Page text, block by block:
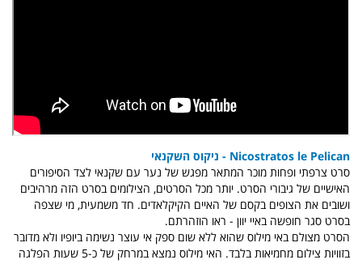
Nicostratos le Pelican - ניקוס השקנאי
סרט צרפתי ופחות מוכר המתאר מפגש של נער עם שקנאי לצד הסיפורים
האישיים של גיבורי הסרט. יותר מכל הסרטים, הצילומים בסרט הזה מרהיבים
ושובים את הצופים בקסם של האיים הקיקלאדים. חד משמעית, מי שצפה
בסרט סגר חופשה באיי יוון - ראו הוזהרתם.
הסרט מצולם באי מילוס שהוא ללא שום ספק אי עוצר נשימה ביופיו ולא מדובר
בזוויות צילום מחמיאות בלבד. האי מילוס נמצא במרחק של כ-5 שעות הפלגה